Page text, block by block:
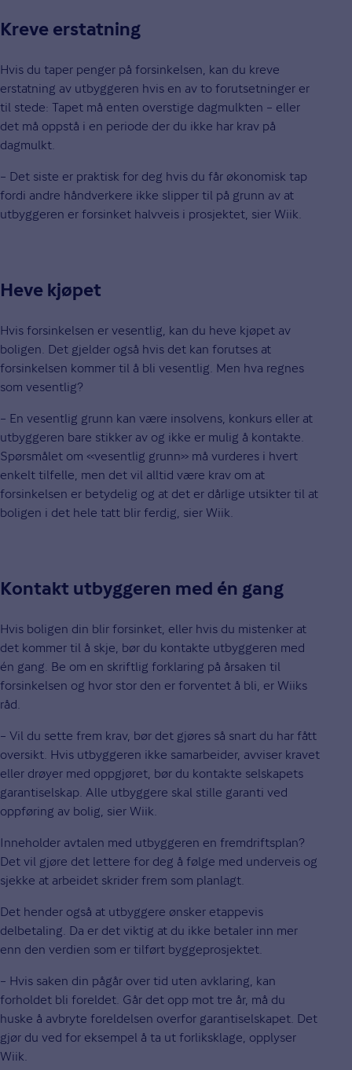
Kreve erstatning
Hvis du taper penger på forsinkelsen, kan du kreve
erstatning av utbyggeren hvis en av to forutsetninger er
til stede: Tapet må enten overstige dagmulkten – eller
det må oppstå i en periode der du ikke har krav på
dagmulkt.
– Det siste er praktisk for deg hvis du får økonomisk tap
fordi andre håndverkere ikke slipper til på grunn av at
utbyggeren er forsinket halvveis i prosjektet, sier Wiik.
Heve kjøpet
Hvis forsinkelsen er vesentlig, kan du heve kjøpet av
boligen. Det gjelder også hvis det kan forutses at
forsinkelsen kommer til å bli vesentlig. Men hva regnes
som vesentlig?
– En vesentlig grunn kan være insolvens, konkurs eller at
utbyggeren bare stikker av og ikke er mulig å kontakte.
Spørsmålet om «vesentlig grunn» må vurderes i hvert
enkelt tilfelle, men det vil alltid være krav om at
forsinkelsen er betydelig og at det er dårlige utsikter til at
boligen i det hele tatt blir ferdig, sier Wiik.
Kontakt utbyggeren med én gang
Hvis boligen din blir forsinket, eller hvis du mistenker at
det kommer til å skje, bør du kontakte utbyggeren med
én gang. Be om en skriftlig forklaring på årsaken til
forsinkelsen og hvor stor den er forventet å bli, er Wiiks
råd.
– Vil du sette frem krav, bør det gjøres så snart du har fått
oversikt. Hvis utbyggeren ikke samarbeider, avviser kravet
eller drøyer med oppgjøret, bør du kontakte selskapets
garantiselskap. Alle utbyggere skal stille garanti ved
oppføring av bolig, sier Wiik.
Inneholder avtalen med utbyggeren en fremdriftsplan?
Det vil gjøre det lettere for deg å følge med underveis og
sjekke at arbeidet skrider frem som planlagt.
Det hender også at utbyggere ønsker etappevis
delbetaling. Da er det viktig at du ikke betaler inn mer
enn den verdien som er tilført byggeprosjektet.
– Hvis saken din pågår over tid uten avklaring, kan
forholdet bli foreldet. Går det opp mot tre år, må du
huske å avbryte foreldelsen overfor garantiselskapet. Det
gjør du ved for eksempel å ta ut forliksklage, opplyser
Wiik.